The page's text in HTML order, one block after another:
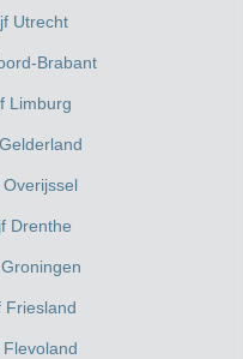
Utrecht
Brabant
Limburg
Drenthe
Friesland